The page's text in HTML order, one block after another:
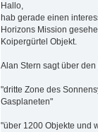
Hallo,
hab gerade einen
Horizons Mission
Koipergürtel Objekt.
Alan Stern sagt über
"dritte Zone des
Gasplaneten"
"über 1200 Objekte und